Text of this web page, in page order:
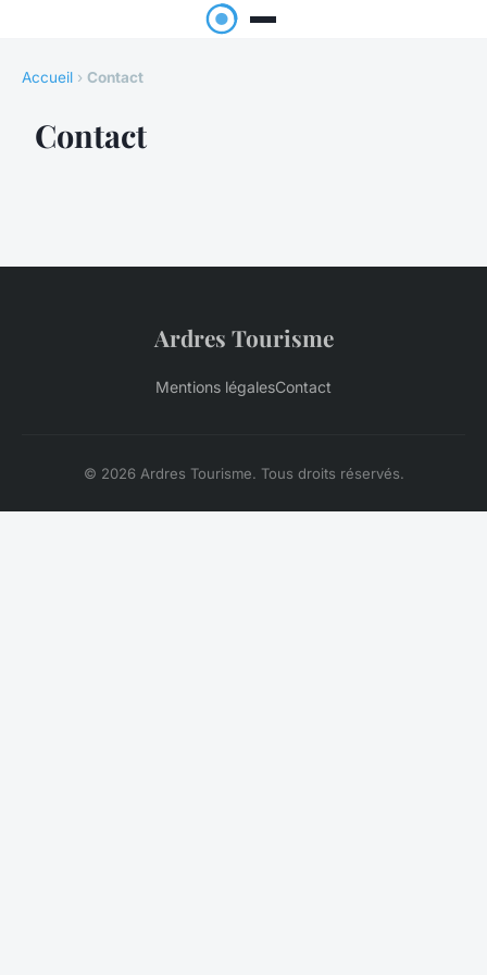
Accueil › Contact
Contact
Ardres Tourisme
Mentions légalesContact
© 2026 Ardres Tourisme. Tous droits réservés.